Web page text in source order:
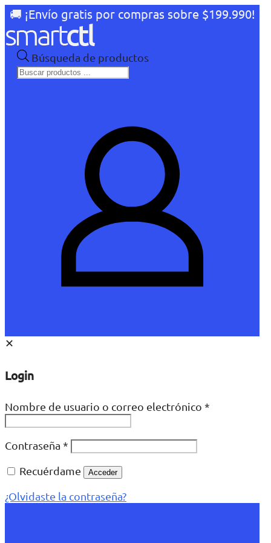
🚚 ¡Envío gratis por compras sobre $199.990!
Búsqueda de productos
✕
Login
Nombre de usuario o correo electrónico *
Contraseña *
Recuérdame
Acceder
¿Olvidaste la contraseña?